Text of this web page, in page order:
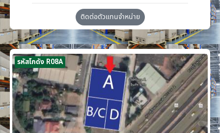
ติดต่อตัวแทนจำหน่าย
รหัสโกดัง R08A